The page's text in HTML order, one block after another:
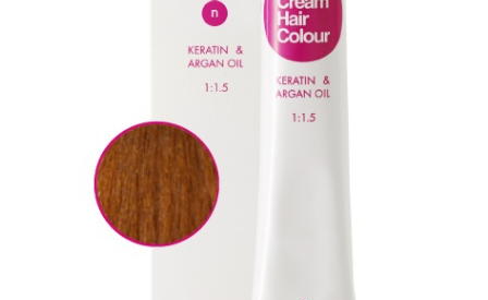
Sampon de par
Tratamente si masca de par
Vopsea de par si oxidant
Accesorii tuns si vopsit